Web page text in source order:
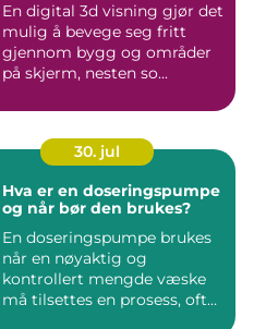
En digital 3d visning gjør det
mulig å bevege seg fritt
gjennom bygg og områder
på skjerm, nesten so...
30. jul
Hva er en doseringspumpe
og når bør den brukes?
En doseringspumpe brukes
når en nøyaktig og
kontrollert mengde væske
må tilsettes en prosess, ofte